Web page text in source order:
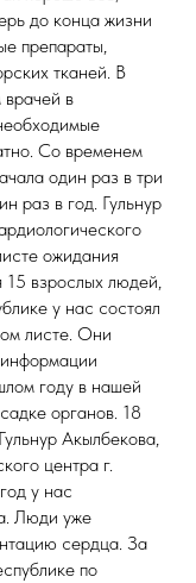
до конца жизни
препараты,
тканей. В
в
Со временем
один раз в три
раз в год. Гульнур
ожидания
15 взрослых людей,
у нас состоял
листе. Они
году в нашей
органов. 18
Акылбекова,
центра г.
у нас
Люди уже
сердца. За
по